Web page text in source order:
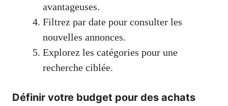
avantageuses.
Filtrez par date pour consulter les
nouvelles annonces.
Explorez les catégories pour une
recherche ciblée.
Définir votre budget pour des achats